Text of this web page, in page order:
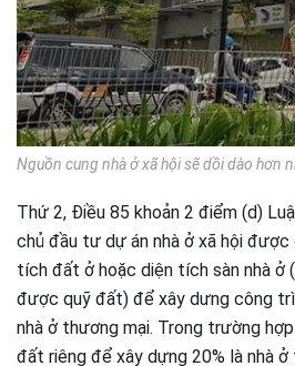
Nguồn cung nhà ở xã hội sẽ dồi dào hơn
Thứ 2, Điều 85 khoản 2 điểm (d)
chủ đầu tư dự án nhà ở xã hội được
tích đất ở hoặc diện tích sàn nhà ở
được quỹ đất) để xây dưng công
nhà ở thương mại. Trong trường
đất riêng để xây dựng 20% là nhà